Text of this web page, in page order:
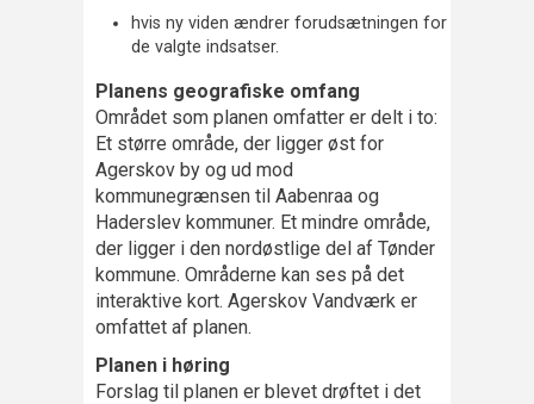
hvis ny viden ændrer forudsætningen for
de valgte indsatser.
Planens geografiske omfang
Området som planen omfatter er delt i to:
Et større område, der ligger øst for
Agerskov by og ud mod
kommunegrænsen til Aabenraa og
Haderslev kommuner. Et mindre område,
der ligger i den nordøstlige del af Tønder
kommune. Områderne kan ses på det
interaktive kort. Agerskov Vandværk er
omfattet af planen.
Planen i høring
Forslag til planen er blevet drøftet i det